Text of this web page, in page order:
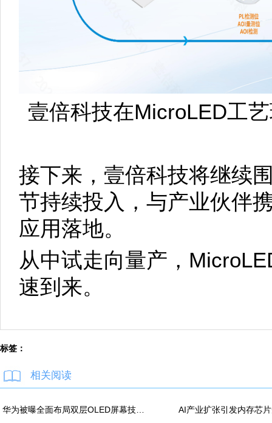
壹倍科技在MicroLED工
接下来，壹倍科技将继续
节持续投入，与产业伙伴
应用落地。
从中试走向量产，
速到来。
标签：
相关阅读